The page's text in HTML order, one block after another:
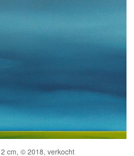
cm, © 2018, verkocht